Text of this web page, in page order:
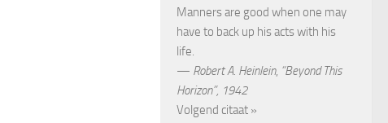
Manners are good when one may
have to back up his acts with his
life.
— Robert A. Heinlein, “Beyond This
Horizon”, 1942
Volgend citaat »